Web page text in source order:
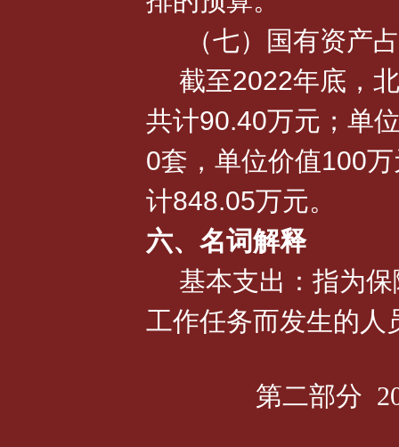
（七）国有资产
截至2022年底，
共计90.40万元；单
0套，单位价值100
计848.05万元。
六、名词解释
基本支出：指为
工作任务而发生的人
第二部分